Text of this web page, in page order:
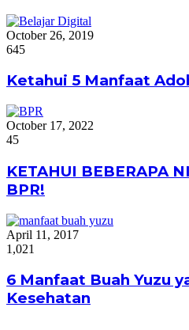
October 26, 2019
645
Ketahui 5 Manfaat
October 17, 2022
45
KETAHUI BEBERAPA
BPR!
April 11, 2017
1,021
6 Manfaat Buah Yuzu
Kesehatan